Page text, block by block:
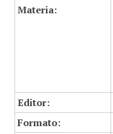
Materia:
Editor:
Formato: